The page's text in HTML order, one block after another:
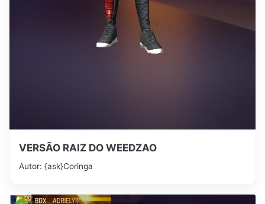
VERSÃO RAIZ DO WEEDZAO
Autor: {ask}Coringa